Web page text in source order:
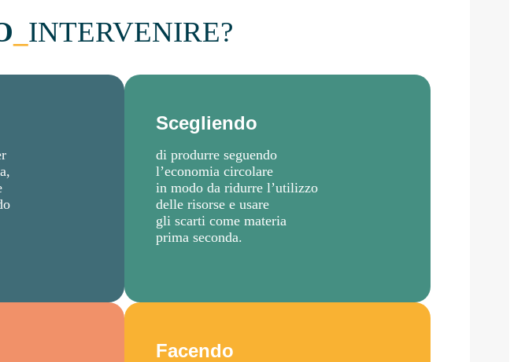
INTERVENIRE?
Scegliendo
di produrre seguendo
l’economia circolare
in modo da ridurre l’utilizzo
delle risorse e usare
gli scarti come materia
prima seconda.
Facendo